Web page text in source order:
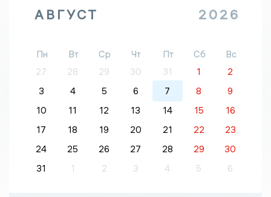
АВГУСТ 2026
Пн Вт Ср Чт Пт Сб
Вс
27
28 29 30 31 1
2
3
4 5 6 7 8
9
10
11 12 13 14 15
16
17
18 19 20 21 22
23
24
25 26 27 28 29
30
31
1 2 3 4 5 6